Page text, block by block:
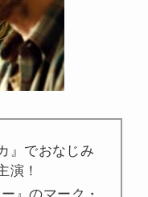
』でおなじみ
演！